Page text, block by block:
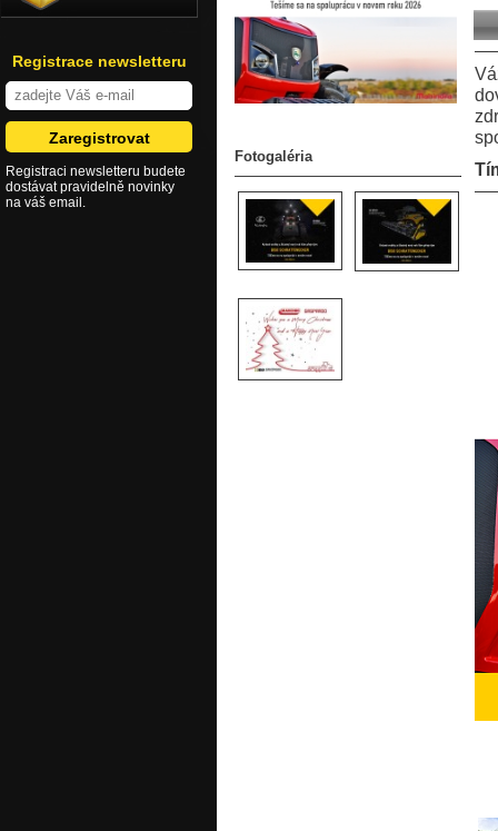
Fotogaléria
Registrace newsletteru
Registraci newsletteru budete
dostávat pravidelně novinky
na váš email.